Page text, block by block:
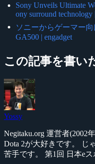
Sony Unveils Ultimate
ony surround technology
ソニーからゲーマー
GA500 | engadget
この記事を書い
Yossy
Negitaku.org 運営者(2002
Dota 2が大好きです。 じ
苦手です。 第1回 日本e